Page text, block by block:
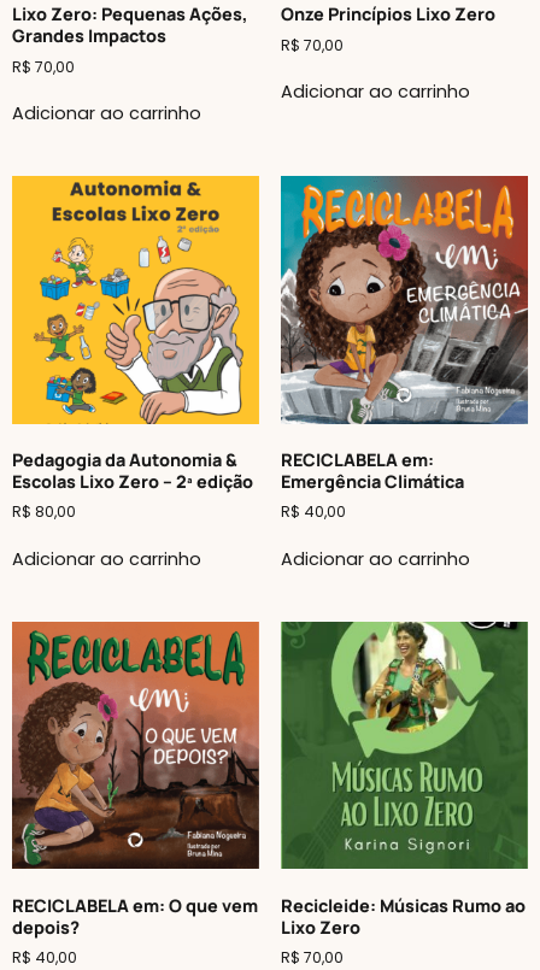
Lixo Zero: Pequenas Ações,
Grandes Impactos
R$ 70,00
Adicionar ao carrinho
Onze Princípios Lixo Zero
R$ 70,00
Adicionar ao carrinho
Pedagogia da Autonomia &
Escolas Lixo Zero – 2ª edição
R$ 80,00
Adicionar ao carrinho
RECICLABELA em:
Emergência Climática
R$ 40,00
Adicionar ao carrinho
RECICLABELA em: O que vem
depois?
R$ 40,00
Recicleide: Músicas Rumo ao
Lixo Zero
R$ 70,00